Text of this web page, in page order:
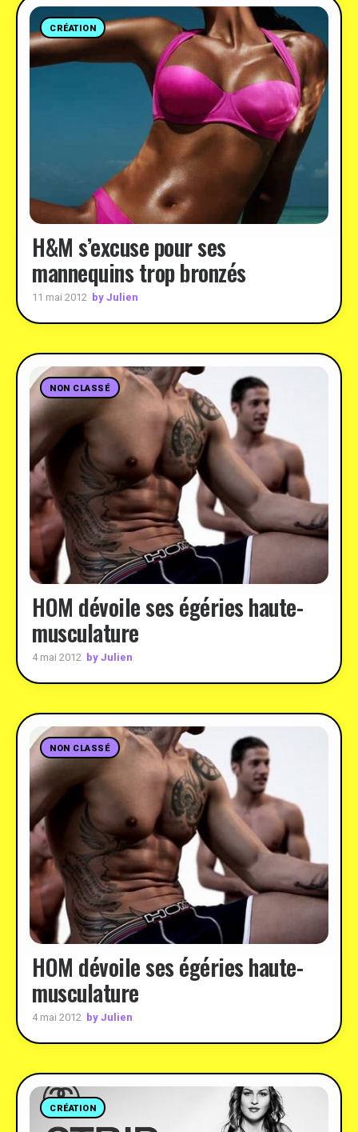
CRÉATION
H&M s’excuse pour ses
mannequins trop bronzés
11 mai 2012 by Julien
NON CLASSÉ
HOM dévoile ses égéries haute-
musculature
4 mai 2012 by Julien
NON CLASSÉ
HOM dévoile ses égéries haute-
musculature
4 mai 2012 by Julien
CRÉATION